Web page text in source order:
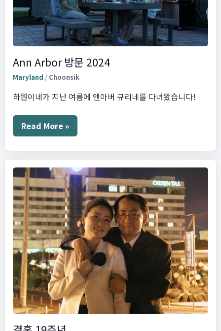
Ann Arbor 방문 2024
Maryland / Choonsik
하원이네가 지난 여름에 앤아버 규리네를 다녀왔습니다!
Ann
Arbor
문
2024
Read More »